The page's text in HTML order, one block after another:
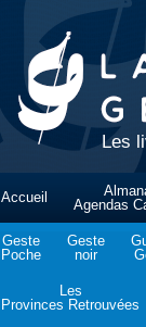
Les
Accueil
Agendas
Geste
Poche
Geste
noir
Les
Provinces Retrouvées